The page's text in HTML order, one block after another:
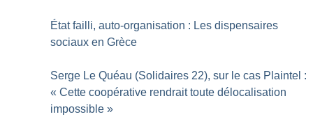
État failli, auto-organisation : Les dispensaires
sociaux en Grèce
Serge Le Quéau (Solidaires 22), sur le cas Plaintel :
« Cette coopérative rendrait toute délocalisation
impossible »